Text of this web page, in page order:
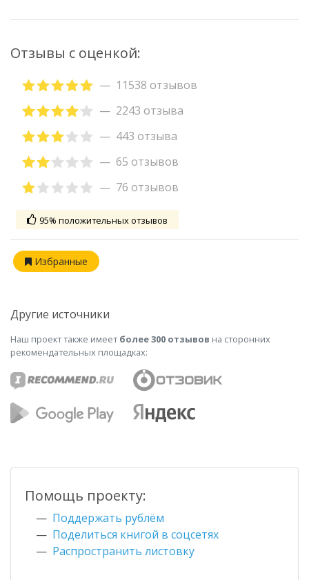
Отзывы с оценкой:
11538 отзывов
2243 отзыва
443 отзыва
65 отзывов
76 отзывов
95% положительных отзывов
Избранные
Другие источники
Наш проект также имеетболее 300 отзывов на сторонних
рекомендательных площадках:
Помощь проекту:
Поддержать рублём
Поделиться книгой в соцсетях
Распространить листовку